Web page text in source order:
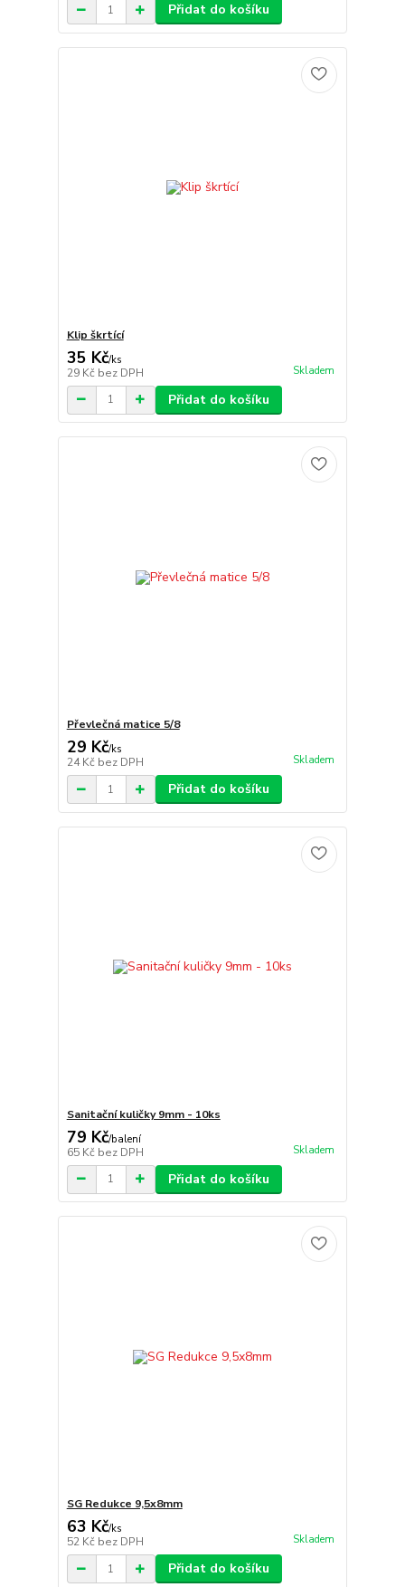
Přidat do košíku
Klip škrtící
35 Kč/ks
29 Kč bez DPH Skladem
Přidat do košíku
Převlečná matice 5/8
29 Kč/ks
24 Kč bez DPH Skladem
Přidat do košíku
Sanitační kuličky 9mm - 10ks
79 Kč/balení
65 Kč bez DPH Skladem
Přidat do košíku
SG Redukce 9,5x8mm
63 Kč/ks
52 Kč bez DPH Skladem
Přidat do košíku